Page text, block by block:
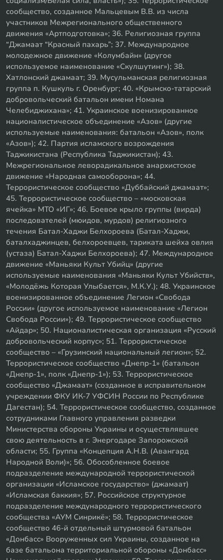
сообщество, созданное Мальцевым В.В. из числа
участников Межрегионального общественного
движения «Артподготовка»; 36. Религиозная группа
“Джамаат “Красный пахарь”; 37. Международное
молодежное движение «Колумбайн» (другое
используемое наименование «Скулшутинг»); 38.
Хатлонский джамаат; 39. Мусульманская религиозная
группа п. Кушкуль г. Оренбург; 40. «Крымско-татарский
добровольческий батальон имени Номана
Челебиджихана»; 41. Украинское военизированное
националистическое объединение «Азов» (другие
используемые наименования: батальон «Азов», полк
«Азов»); 42. Партия исламского возрождения
Таджикистана (Республика Таджикистан); 43.
Межрегиональное леворадикальное анархистское
движение «Народная самооборона»; 44.
Террористическое сообщество «Дуббайский джамаат»;
45. Террористическое сообщество – «московская
ячейка» МТО «ИГ»; 46. Боевое крыло группы (вирда)
последователей (мюидов, мурдов) религиозного
течения Батал-Хаджи Белхороева (Батал-Хаджи,
баталхаджинцев, белхороевцев, тариката шейха овлия
(устаза) Батал-Хаджи Белхороева); 47. Международное
движение «Маньяки Культ Убийц» (другие
используемые наименования «Маньяки Культ Убийств»,
«Молодёжь Которая Улыбается», М.К.У.); 48. Украинское
военизированное объединение Легион «Свобода
России» (другое используемое наименование «Легион
Свобода России»); 49. Террористическое сообщество
«Айдар»; 50. Националистическая организация «Русский
добровольческий корпус»; 51. Террористическое
сообщество – «Грузинский национальный легион»; 52.
Террористическое сообщество «Днепр-1» (батальон
«Днепр-1», полк «Днепр-1»); 53. Террористическое
сообщество «Джамаат» (созданное в исправительном
учреждении ФКУ ИК-7 УФСИН России по Республике
Дагестан); 54. Террористическое сообщество, созданное
сотрудниками Главного управления разведки
Министерства обороны Украины и осуществлявшее
свою деятельность в г. Энергодаре Запорожской
области; 55. Группа «Концепция А.Н.В. (Авангард
Народной Воли)»; 56. Обособленное боевое
подразделение международной террористической
организации «Исламское государство» (джамаат)
«Исламская баккия»; 57. Российское структурное
подразделение международного террористического
сообщества «АУМ Синрикё»; 58. Террористическое
сообщество 46-й отдельный штурмовой батальон
«Донбасс» Вооруженных сил Украины, созданное на
базе батальона территориальной обороны «Донбасс»